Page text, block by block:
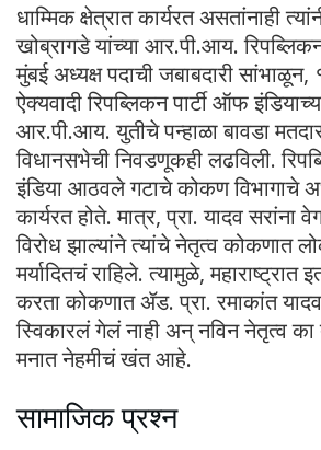
धाम्मिक क्षेत्रात कार्यरत असतांनाही
खोब्रागडे यांच्या आर.पी.आय.
मुंबई अध्यक्ष पदाची जबाबदारी
ऐक्यवादी रिपब्लिकन पार्टी ऑफ
आर.पी.आय. युतीचे पन्हाळा बावडा
विधानसभेची निवडणूकही लढविली.
इंडिया आठवले गटाचे कोकण विभागाचे
कार्यरत होते. मात्र, प्रा. यादव सरांना
विरोध झाल्यांने त्यांचे नेतृत्व कोकणात
मर्यादितचं राहिले. त्यामुळे, महाराष्ट्रात
करता कोकणात ॲड. प्रा. रमाकांत
स्विकारलं गेलं नाही अन् नविन नेतृत्व का
मनात नेहमीचं खंत आहे.
सामाजिक प्रश्न